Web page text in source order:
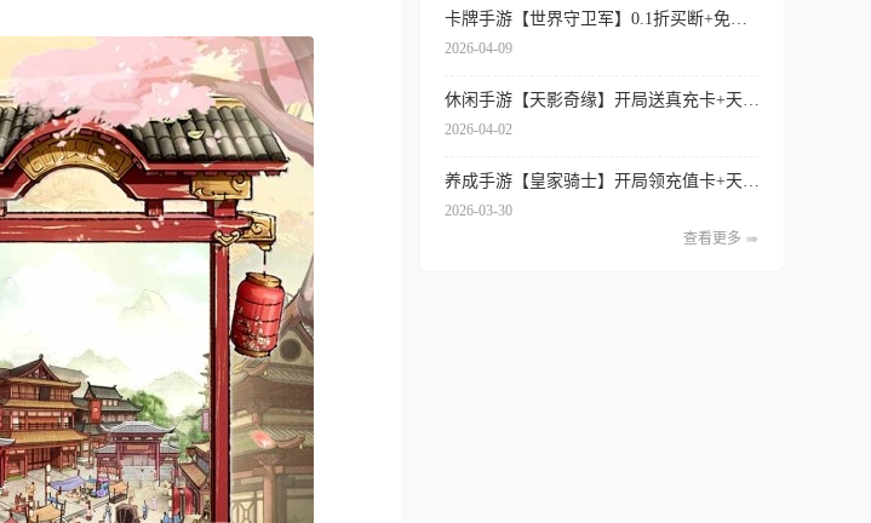
2026-04-09
2026-04-02
2026-03-30
查看更多